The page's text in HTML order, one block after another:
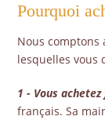
Pourquoi
Nous
lesquelles vous
1 - Vous
français. Sa